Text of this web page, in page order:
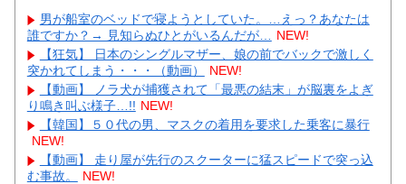
男が船室のベッドで寝ようとしていた。…えっ？あなたは
誰ですか？→ 見知らぬひとがいるんだが…
NEW!
【狂気】 日本のシングルマザー、娘の前でバックで激しく
突かれてしまう・・・（動画）
NEW!
【動画】 ノラ犬が捕獲されて「最悪の結末」が脳裏をよぎ
り鳴き叫ぶ様子…!! NEW!
【韓国】５０代の男、マスクの着用を要求した乗客に暴行
NEW!
【動画】 走り屋が先行のスクーターに猛スピードで突っ込
む事故。
NEW!